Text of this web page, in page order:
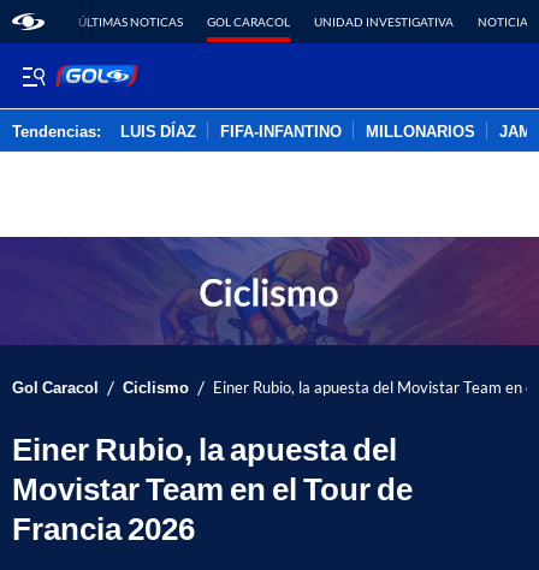
ÚLTIMAS NOTICAS GOL CARACOL UNIDAD INVESTIGATIVA NOTICIAS
Tendencias: LUIS DÍAZ FIFA-INFANTINO MILLONARIOS
Gol Caracol / Ciclismo / Einer Rubio, la apuesta del Movistar Team en
Einer Rubio, la apuesta del
Movistar Team en el Tour de
Francia 2026